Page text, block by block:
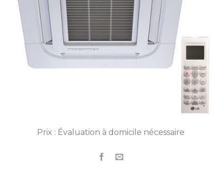
Prix : Évaluation à domicile nécessaire